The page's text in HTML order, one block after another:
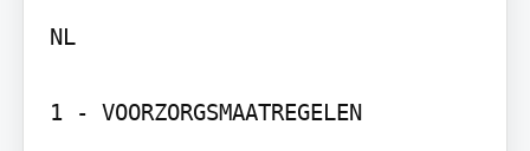
NL
1 - VOORZORGSMAATREGELEN